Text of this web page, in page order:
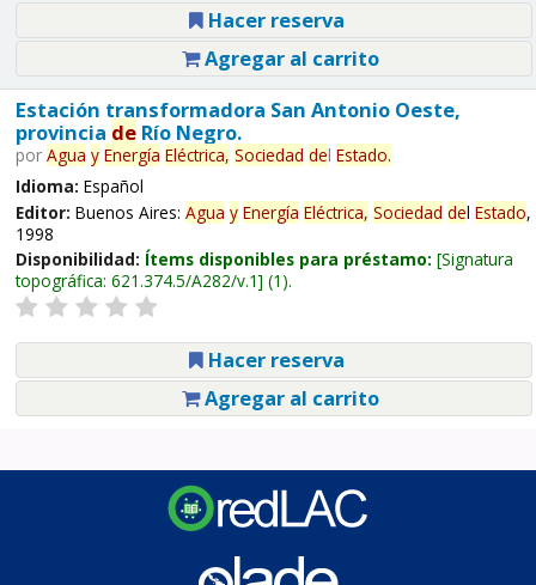
Hacer reserva
Agregar al carrito
Estación transformadora San Antonio Oeste,
provincia deRío Negro.
por Agua y Energía Eléctrica, Sociedad del Estado.
Idioma: Español
Editor: Buenos Aires: Agua y Energía Eléctrica, Sociedad del Estado,
1998
Disponibilidad: Ítems disponibles para préstamo: Signatura
topográfica: 621.374.5/A282/v.1 (1).
Hacer reserva
Agregar al carrito